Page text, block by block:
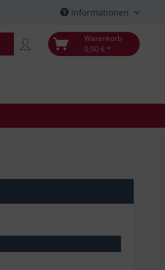
Informationen
Warenkorb
0,00 € *